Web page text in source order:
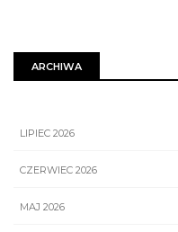
ARCHIWA
LIPIEC 2026
CZERWIEC 2026
MAJ 2026